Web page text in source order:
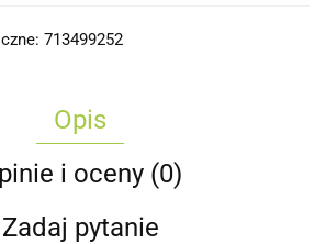
713499252
Opis
i oceny (0)
Zadaj pytanie